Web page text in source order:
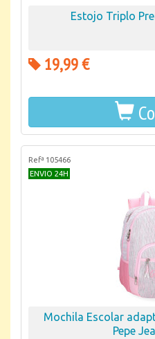
Estojo Triplo
19,99 €
Refª 105466
ENVIO 24H
Mochila Escolar
Pepe